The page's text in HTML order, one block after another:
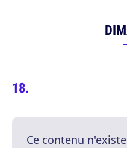
Ce contenu